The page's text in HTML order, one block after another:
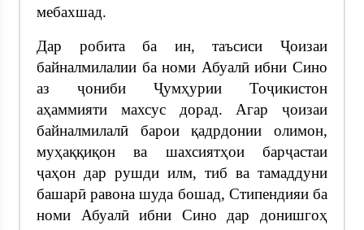
мебахшад.
Дар робита ба ин, таъсиси Ҷоизаи
байналмилалии ба номи Абуалӣ ибни Сино
аз ҷониби Ҷумҳурии Тоҷикистон
аҳаммияти махсус дорад. Агар ҷоизаи
байналмилалӣ барои қадрдонии олимон,
муҳаққиқон ва шахсиятҳои барҷастаи
ҷаҳон дар рушди илм, тиб ва тамаддуни
башарӣ равона шуда бошад, Стипендияи ба
номи Абуалӣ ибни Сино дар донишгоҳ